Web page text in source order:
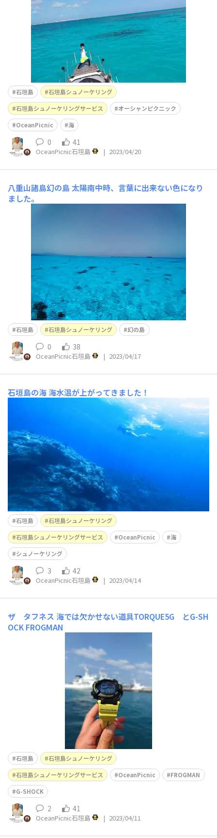
石垣島
石垣島シュノーケリング
石垣島シュノーケリングサービス
オーシャンピクニック
OceanPicnic
海
0 41
OceanPicnic石垣島 | 2023/04/20
八重山諸島幻の島太陽南中時、言葉に出来ない色になり
ました。
石垣島 石垣島シュノーケリング 幻の島
0 38
OceanPicnic石垣島 | 2023/04/17
石垣島の海 海水温が上がってきました！
石垣島
石垣島シュノーケリング
石垣島シュノーケリングサービス
OceanPicnic
海
シュノーケリング
3 42
OceanPicnic石垣島 | 2023/04/14
ザ タフネス 海では欠かせない道具TORQUE5G とG-SH
OCK FROGMAN
石垣島
石垣島シュノーケリング
石垣島シュノーケリングサービス
OceanPicnic
FROGMAN
G-SHOCK
2 41
OceanPicnic石垣島 | 2023/04/11